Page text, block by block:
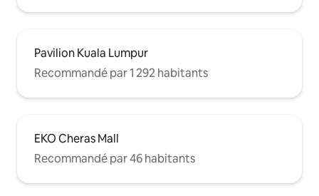
Pavilion Kuala Lumpur
Recommandé par 1 292 habitants
EKO Cheras Mall
Recommandé par 46 habitants